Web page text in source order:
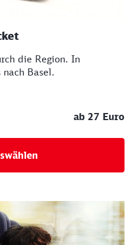
die Region. In
nach Basel.
ab 27 Euro